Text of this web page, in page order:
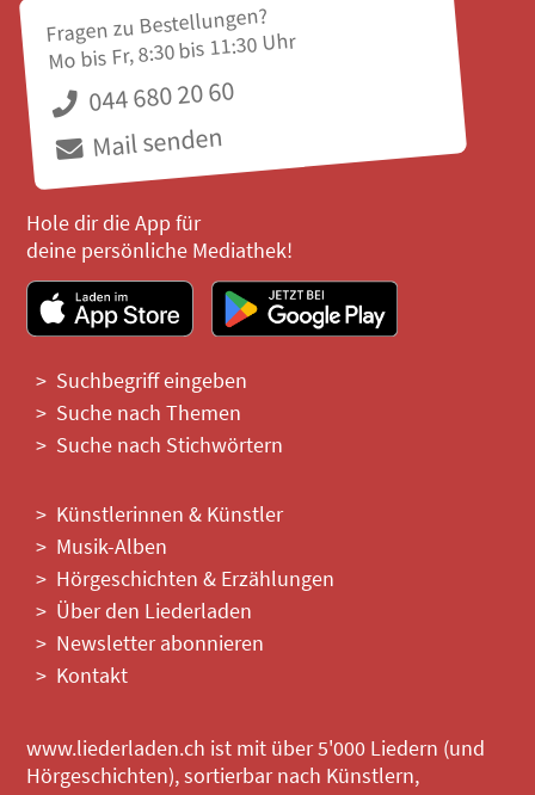
Fragen zu Bestellungen?
Mo bis Fr, 8:30 bis 11:30 Uhr
044 680 20 60
Mail senden
Hole dir die App für
deine persönliche Mediathek!
Suchbegriff eingeben
Suche nach Themen
Suche nach Stichwörtern
Künstlerinnen & Künstler
Musik-Alben
Hörgeschichten & Erzählungen
Über den Liederladen
Newsletter abonnieren
Kontakt
www.liederladen.ch ist mit über 5'000 Liedern (und
Hörgeschichten), sortierbar nach Künstlern,